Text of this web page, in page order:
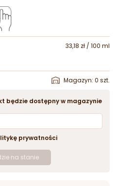
33,18 zł / 100 ml
Magazyn: 0 szt.
będzie dostępny w magazynie
prywatności
na stanie